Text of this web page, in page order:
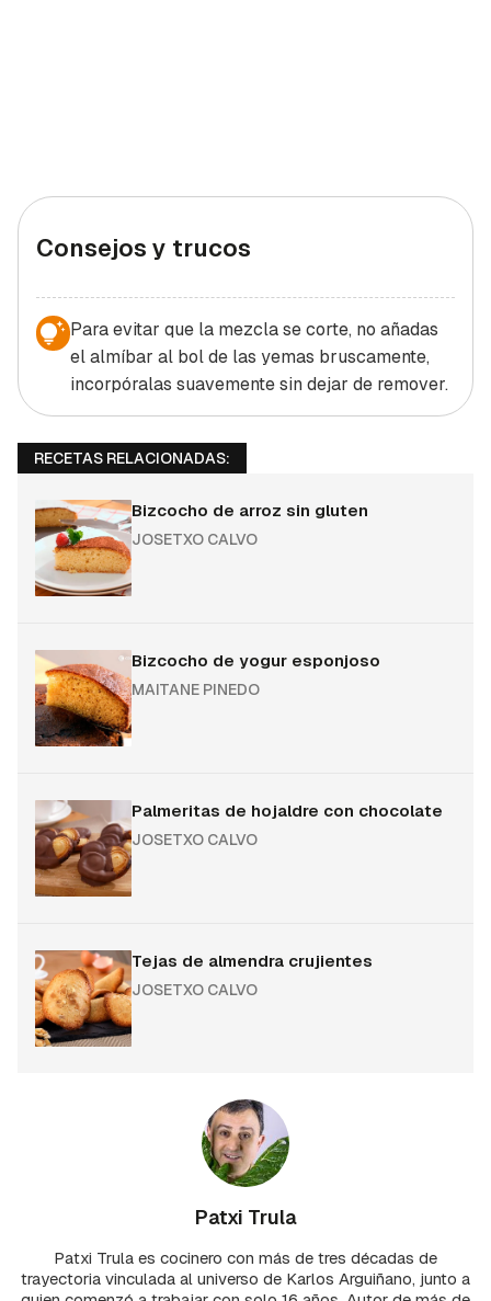
Consejos y trucos
Para evitar que la mezcla se corte, no añadas
el almíbar al bol de las yemas bruscamente,
incorpóralas suavemente sin dejar de remover.
RECETAS RELACIONADAS:
Bizcocho de arroz sin gluten
JOSETXO CALVO
Bizcocho de yogur esponjoso
MAITANE PINEDO
Palmeritas de hojaldre con chocolate
JOSETXO CALVO
Tejas de almendra crujientes
JOSETXO CALVO
Patxi Trula
Patxi Trula es cocinero con más de tres décadas de
trayectoria vinculada al universo de Karlos Arguiñano, junto a